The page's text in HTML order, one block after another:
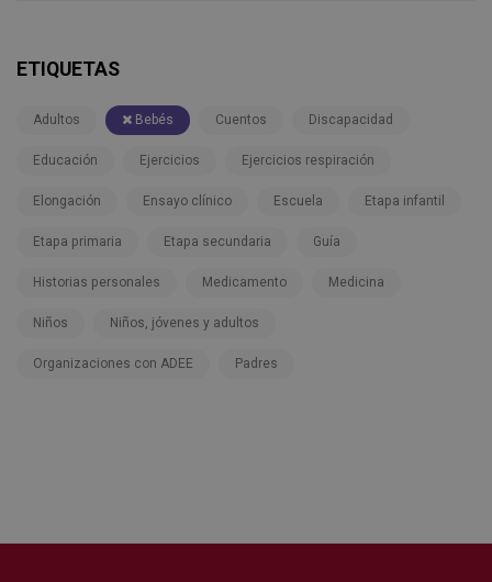
ETIQUETAS
Adultos Bebés Cuentos Discapacidad
Educación Ejercicios Ejercicios respiración
Elongación Ensayo clínico Escuela Etapa infantil
Etapa primaria Etapa secundaria Guía
Historias personales Medicamento Medicina
Niños Niños, jóvenes y adultos
Organizaciones con ADEE Padres